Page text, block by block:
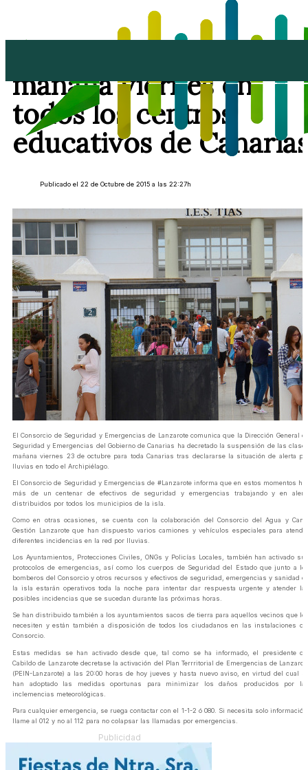
mañana viernes en
todos los centros
educativos de
Publicado el 22 de Octubre de 2015 a las 22:27h
El Consorcio de Seguridad y Emergencias de Lanzarote comunica que la Dirección General
Seguridad y Emergencias del Gobierno de Canarias ha decretado la suspensión de las
mañana viernes 23 de octubre para toda Canarias tras declararse la situación de alerta
lluvias en todo el Archipiélago.
El Consorcio de Seguridad y Emergencias de ‪#‎Lanzarote informa que en estos momentos
más de un centenar de efectivos de seguridad y emergencias trabajando y en
distribuidos por todos los municipios de la isla.
Como en otras ocasiones, se cuenta con la colaboración del Consorcio del Agua y
Gestión Lanzarote que han dispuesto varios camiones y vehículos especiales para
diferentes incidencias en la red por lluvias.
Los Ayuntamientos, Protecciones Civiles, ONGs y Policías Locales, también han activado
protocolos de emergencias, así como los cuerpos de Seguridad del Estado que junto a
bomberos del Consorcio y otros recursos y efectivos de seguridad, emergencias y sanidad
la isla estarán operativos toda la noche para intentar dar respuesta urgente y atender
posibles incidencias que se sucedan durante las próximas horas.
Se han distribuido también a los ayuntamientos sacos de tierra para aquellos vecinos que
necesiten y están también a disposición de todos los ciudadanos en las instalaciones
Consorcio.
Estas medidas se han activado desde que, tal como se ha informado, el presidente
Cabildo de Lanzarote decretase la activación del Plan Terrritorial de Emergencias de
(PEIN-Lanzarote) a las 20:00 horas de hoy jueves y hasta nuevo aviso, en virtud del cual
han adoptado las medidas oportunas para minimizar los daños producidos por
inclemencias meteorológicas.
Para cualquier emergencia, se ruega contactar con el 1-1-2 ó 080. Si necesita solo
llame al 012 y no al 112 para no colapsar las llamadas por emergencias.
Publicidad